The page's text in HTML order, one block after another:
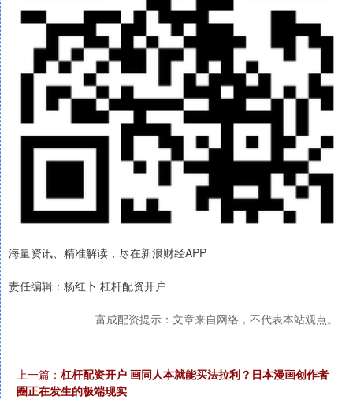
海量资讯、精准解读，尽在新浪财经APP
责任编辑：杨红卜 杠杆配资开户
富成配资提示：文章来自网络，不代表本站观点。
上一篇： 杠杆配资开户 画同人本就能买法拉利？日本漫画创作者
圈正在发生的极端现实